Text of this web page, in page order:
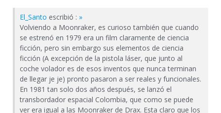
El_Santo escribió : »
Volviendo a Moonraker, es curioso también que cuando
se estrenó en 1979 era un film claramente de ciencia
ficción, pero sin embargo sus elementos de ciencia
ficción (A excepción de la pistola láser, que junto al
coche volador es de esos inventos que nunca terminan
de llegar je je) pronto pasaron a ser reales y funcionales.
En 1981 tan solo dos años después, se lanzó el
transbordador espacial Colombia, que como se puede
ver era igual a las Moonraker de Drax. Esta claro que los